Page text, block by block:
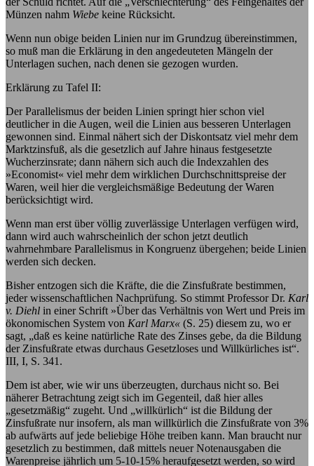
Münzen nahm Wiebe keine Rücksicht.
Wenn nun obige beiden Linien nur im Grundzug übereinstimmen,
so muß man die Erklärung in den angedeuteten Mängeln der
Unterlagen suchen, nach denen sie gezogen wurden.
Erklärung zu Tafel II:
Der Parallelismus der beiden Linien springt hier schon viel
deutlicher in die Augen, weil die Linien aus besseren Unterlagen
gewonnen sind. Einmal nähert sich der Diskontsatz viel mehr dem
Marktzinsfuß, als die gesetzlich auf Jahre hinaus festgesetzte
Wucherzinsrate; dann nähern sich auch die Indexzahlen des
»Economist« viel mehr dem wirklichen Durchschnittspreise der
Waren, weil hier die vergleichsmäßige Bedeutung der Waren
berücksichtigt wird.
Wenn man erst über völlig zuverlässige Unterlagen verfügen wird,
dann wird auch wahrscheinlich der schon jetzt deutlich
wahrnehmbare Parallelismus in Kongruenz übergehen; beide Linien
werden sich decken.
Bisher entzogen sich die Kräfte, die die Zinsfußrate bestimmen,
jeder wissenschaftlichen Nachprüfung. So stimmt Professor Dr. Karl
v. Diehl in einer Schrift »Über das Verhältnis von Wert und Preis im
ökonomischen System von Karl Marx« (S. 25) diesem zu, wo er
sagt, „daß es keine natürliche Rate des Zinses gebe, da die Bildung
der Zinsfußrate etwas durchaus Gesetzloses und Willkürliches ist“.
III, I, S. 341.
Dem ist aber, wie wir uns überzeugten, durchaus nicht so. Bei
näherer Betrachtung zeigt sich im Gegenteil, daß hier alles
„gesetzmäßig“ zugeht. Und „willkürlich“ ist die Bildung der
Zinsfußrate nur insofern, als man willkürlich die Zinsfußrate von 3%
ab aufwärts auf jede beliebige Höhe treiben kann. Man braucht nur
gesetzlich zu bestimmen, daß mittels neuer Notenausgaben die
Warenpreise jährlich um 5-10-15% heraufgesetzt werden, so wird